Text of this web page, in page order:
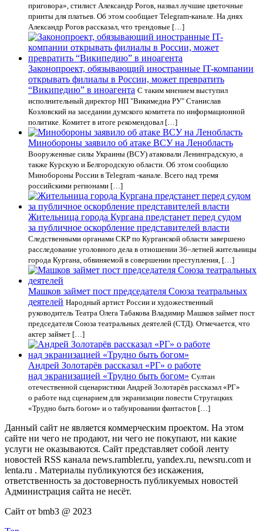
приговора», стилист Александр Рогов, назвал лучшие цветочные
принты для платьев. Об этом сообщает Telegram-канале. На днях
Александр Рогов рассказал, что трендовые […]
Законопроект, обязывающий иностранные IT-компании
открывать филиалы в России, может превратить
“Википедию” в иноагента С таким мнением выступил
исполнительный директор НП "Викимедиа РУ" Станислав
Козловский на заседании думского комитета по информационной
политике. Комитет в итоге рекомендовал […]
Минобороны заявило об атаке ВСУ на Ленобласть
Вооруженные силы Украины (ВСУ) атаковали Ленинградскую, а
также Курскую и Белгородскую области. Об этом сообщило
Минобороны России в Telegram -канале. Всего над тремя
российскими регионами […]
Жительница города Кургана предстанет перед судом
за публичное оскорбление представителей власти
Следственными органами СКР по Курганской области завершено
расследование уголовного дела в отношении 36–летней жительницы
города Кургана, обвиняемой в совершении преступления, […]
Машков займет пост председателя Союза театральных
деятелей Народный артист России и художественный
руководитель Театра Олега Табакова Владимир Машков займет пост
председателя Союза театральных деятелей (СТД). Отмечается, что
актер займет […]
Андрей Золотарёв рассказал «РГ» о работе
над экранизацией «Трудно быть богом» Султан
отечественной сценаристики Андрей Золотарёв рассказал «РГ»
о работе над сценарием для экранизации повести Стругацких
«Трудно быть богом» и о табуировании фантастов […]
Данный сайт не является коммерческим проектом. На этом
сайте ни чего не продают, ни чего не покупают, ни какие
услуги не оказываются. Сайт представляет собой ленту
новостей RSS канала news.rambler.ru, yandex.ru, newsru.com и
lenta.ru . Материалы публикуются без искажения,
ответственность за достоверность публикуемых новостей
Администрация сайта не несёт.
Сайт от bmb3 @ 2023